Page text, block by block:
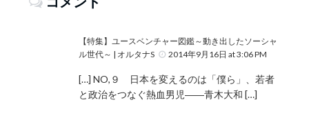
【特集】ユースベンチャー図鑑～動き出したソーシャ
ル世代～ | オルタナS
2014年9月16日 at 3:06 PM
[…] NO,９ 日本を変えるのは「僕ら」、若者
と政治をつなぐ熱血男児――青木大和 […]